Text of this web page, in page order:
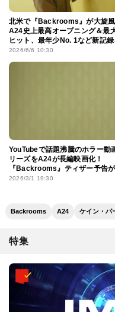
北米で『Backrooms』が大旋風
A24史上最高オープニング＆最
ヒット、最年少No. 1など新記録
発
2026/6/6 10:30
YouTubeで話題沸騰のホラー動
リーズをA24が長編映画化！
『Backrooms』ティザー予告
開
2026/3/1 19:30
Backrooms A24 ケイン・パ
特集